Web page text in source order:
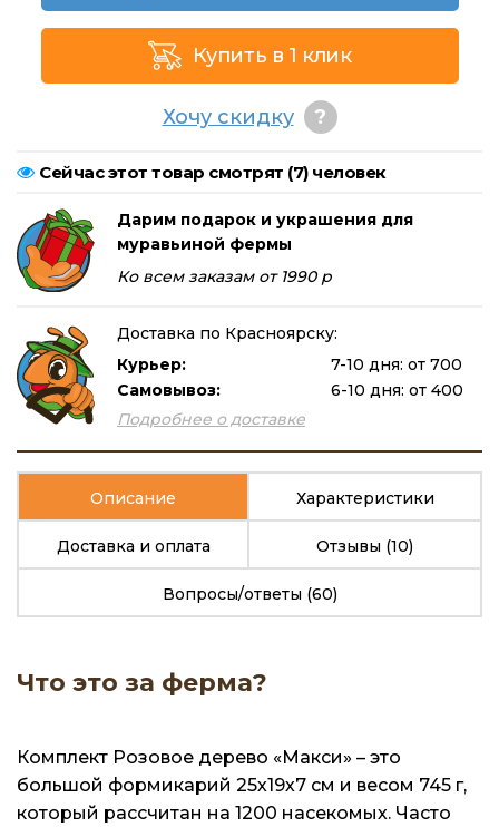
Купить в 1 клик
Хочу скидку ?
Сейчас этот товар смотрят (7) человек
Дарим подарок и украшения для
муравьиной фермы
Ко всем заказам от 1990 р
Доставка по Красноярску:
Курьер:
7-10 дня: от 700
Самовывоз:
6-10 дня: от 400
Подробнее о доставке
Описание Характеристики
Доставка и оплата Отзывы (10)
Вопросы/ответы (60)
Что это за ферма?
Комплект Розовое дерево «Макси» – это
большой формикарий 25х19х7 см и весом 745 г,
который рассчитан на 1200 насекомых. Часто